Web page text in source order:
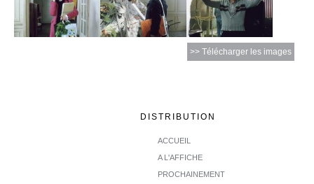
>> Télécharger les images
DISTRIBUTION
ACCUEIL
A L'AFFICHE
PROCHAINEMENT